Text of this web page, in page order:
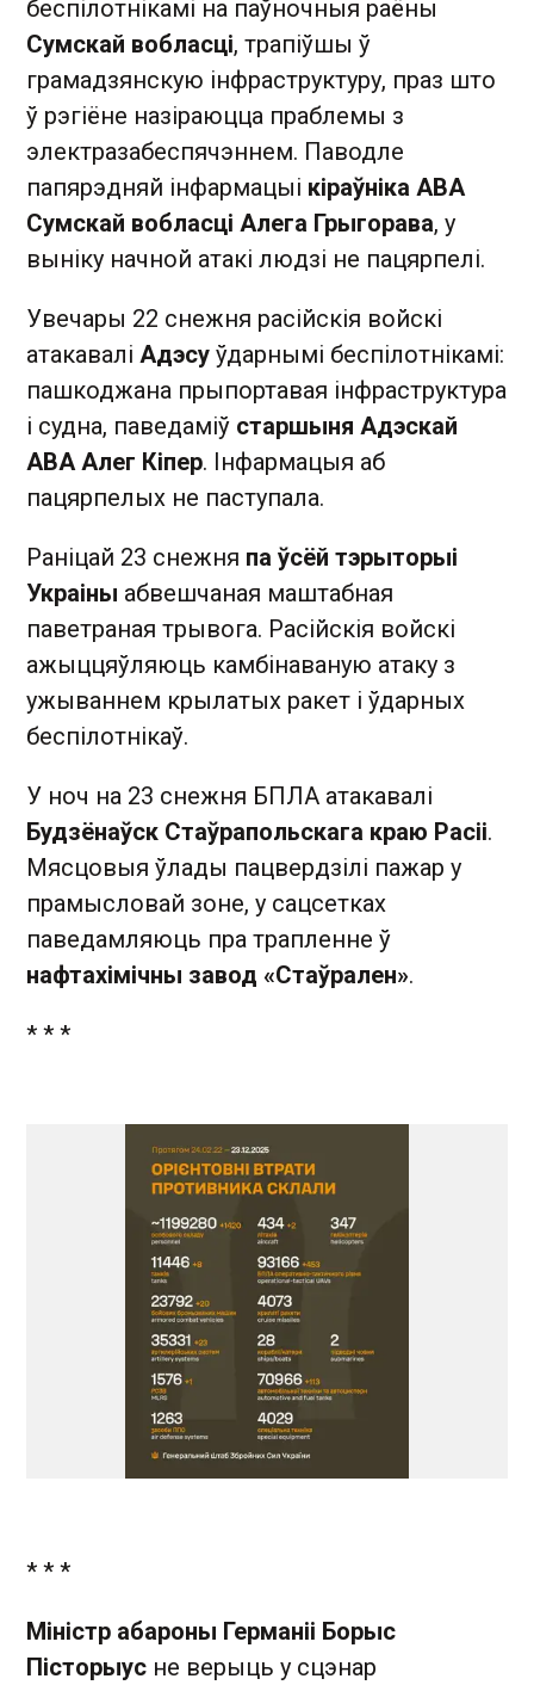
беспілотнікамі на паўночныя раёны
Сумскай вобласці, трапіўшы ў
грамадзянскую інфраструктуру, праз што
ў рэгіёне назіраюцца праблемы з
электразабеспячэннем. Паводле
папярэдняй інфармацыі кіраўніка АВА
Сумскай вобласці Алега Грыгорава, у
выніку начной атакі людзі не пацярпелі.
Увечары 22 снежня расійскія войскі
атакавалі Адэсу ўдарнымі беспілотнікамі:
пашкоджана прыпортавая інфраструктура
і судна, паведаміў старшыня Адэскай
АВА Алег Кіпер. Інфармацыя аб
пацярпелых не паступала.
Раніцай 23 снежня па ўсёй тэрыторыі
Украіны абвешчаная маштабная
паветраная трывога. Расійскія войскі
ажыццяўляюць камбінаваную атаку з
ужываннем крылатых ракет і ўдарных
беспілотнікаў.
У ноч на 23 снежня БПЛА атакавалі
Будзёнаўск Стаўрапольскага краю Расіі.
Мясцовыя ўлады пацвердзілі пажар у
прамысловай зоне, у сацсетках
паведамляюць пра трапленне ў
нафтахімічны завод «Стаўрален».
* * *
* * *
Міністр абароны Германіі Борыс
Пісторыус не верыць у сцэнар